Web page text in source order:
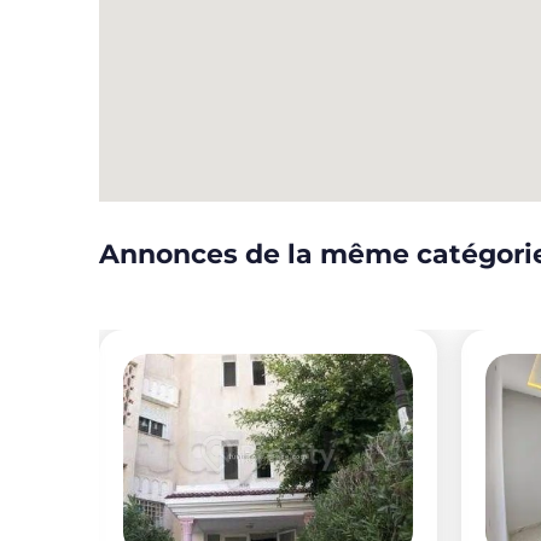
Annonces de la même